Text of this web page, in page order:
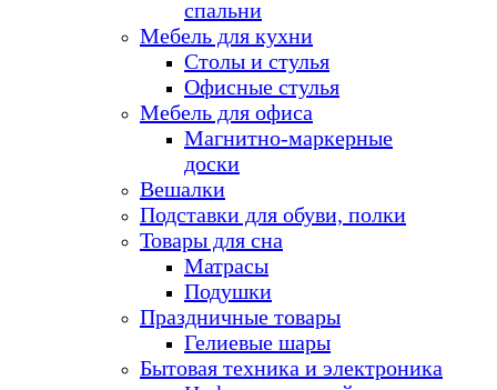
спальни
Мебель для кухни
Столы и стулья
Офисные стулья
Мебель для офиса
Магнитно-маркерные
доски
Вешалки
Подставки для обуви, полки
Товары для сна
Матрасы
Подушки
Праздничные товары
Гелиевые шары
Бытовая техника и электроника